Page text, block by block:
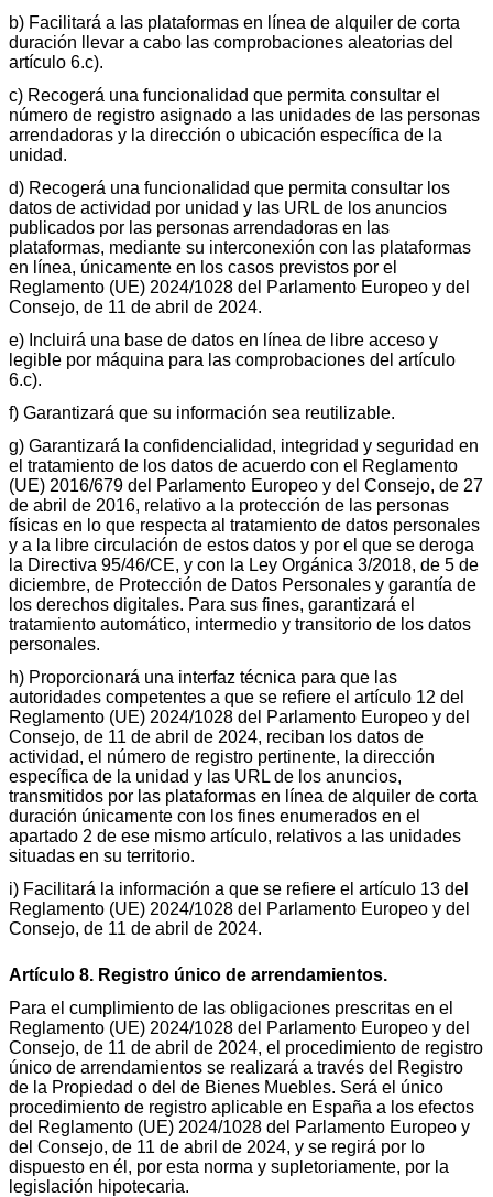
b) Facilitará a las plataformas en línea de alquiler de corta
duración llevar a cabo las comprobaciones aleatorias del
artículo 6.c).
c) Recogerá una funcionalidad que permita consultar el
número de registro asignado a las unidades de las personas
arrendadoras y la dirección o ubicación específica de la
unidad.
d) Recogerá una funcionalidad que permita consultar los
datos de actividad por unidad y las URL de los anuncios
publicados por las personas arrendadoras en las
plataformas, mediante su interconexión con las plataformas
en línea, únicamente en los casos previstos por el
Reglamento (UE) 2024/1028 del Parlamento Europeo y del
Consejo, de 11 de abril de 2024.
e) Incluirá una base de datos en línea de libre acceso y
legible por máquina para las comprobaciones del artículo
6.c).
f) Garantizará que su información sea reutilizable.
g) Garantizará la confidencialidad, integridad y seguridad en
el tratamiento de los datos de acuerdo con el Reglamento
(UE) 2016/679 del Parlamento Europeo y del Consejo, de 27
de abril de 2016, relativo a la protección de las personas
físicas en lo que respecta al tratamiento de datos personales
y a la libre circulación de estos datos y por el que se deroga
la Directiva 95/46/CE, y con la Ley Orgánica 3/2018, de 5 de
diciembre, de Protección de Datos Personales y garantía de
los derechos digitales. Para sus fines, garantizará el
tratamiento automático, intermedio y transitorio de los datos
personales.
h) Proporcionará una interfaz técnica para que las
autoridades competentes a que se refiere el artículo 12 del
Reglamento (UE) 2024/1028 del Parlamento Europeo y del
Consejo, de 11 de abril de 2024, reciban los datos de
actividad, el número de registro pertinente, la dirección
específica de la unidad y las URL de los anuncios,
transmitidos por las plataformas en línea de alquiler de corta
duración únicamente con los fines enumerados en el
apartado 2 de ese mismo artículo, relativos a las unidades
situadas en su territorio.
i) Facilitará la información a que se refiere el artículo 13 del
Reglamento (UE) 2024/1028 del Parlamento Europeo y del
Consejo, de 11 de abril de 2024.
Artículo 8. Registro único de arrendamientos.
Para el cumplimiento de las obligaciones prescritas en el
Reglamento (UE) 2024/1028 del Parlamento Europeo y del
Consejo, de 11 de abril de 2024, el procedimiento de registro
único de arrendamientos se realizará a través del Registro
de la Propiedad o del de Bienes Muebles. Será el único
procedimiento de registro aplicable en España a los efectos
del Reglamento (UE) 2024/1028 del Parlamento Europeo y
del Consejo, de 11 de abril de 2024, y se regirá por lo
dispuesto en él, por esta norma y supletoriamente, por la
legislación hipotecaria.